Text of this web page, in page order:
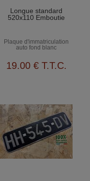
Longue standard
520x110 Emboutie
Plaque d'immatriculation
auto fond blanc
19.00 € T.T.C.